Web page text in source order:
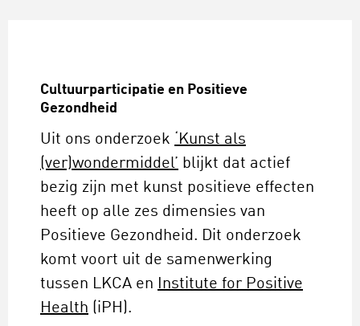
Cultuurparticipatie en Positieve
Gezondheid
Uit ons onderzoek
‘Kunst als
(ver)wondermiddel’ blijkt dat actief
bezig zijn met kunst positieve effecten
heeft op alle zes dimensies van
Positieve Gezondheid. Dit onderzoek
komt voort uit de samenwerking
tussen LKCA en Institute for Positive
Health (iPH).